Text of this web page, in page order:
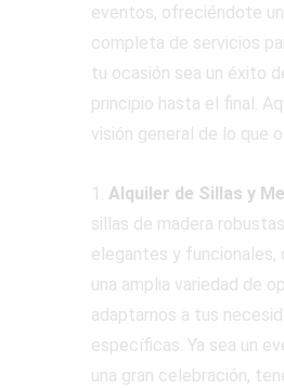
eventos, ofreciéndote
completa de servicios
tu ocasión sea un éxito
principio hasta el final.
visión general de lo que
1. Alquiler de Sillas y
sillas de madera
elegantes y funcionales,
una amplia variedad de
adaptarnos a tus
específicas. Ya sea un
una gran celebración,